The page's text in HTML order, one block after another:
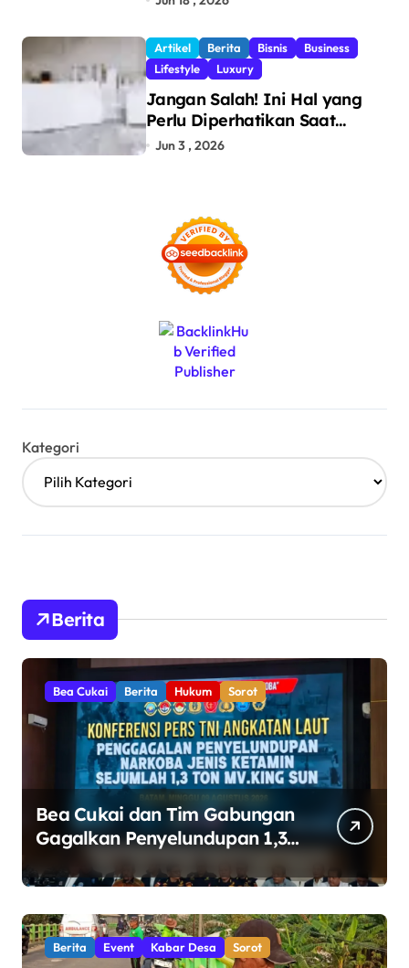
dan Pencegahan Barang
Ilegal
Artikel Berita Bisnis
Business
Lifestyle
Luxury
Jangan Salah! Ini Hal yang
Perlu Diperhatikan Saat
Pasang Big Slab
Jun 3 , 2026
Kategori
Berita
Bea Cukai Berita Hukum Sorot
Bea Cukai dan Tim Gabungan
Gagalkan Penyelundupan 1,3
Bintan
Berita Event Kabar Desa Sorot